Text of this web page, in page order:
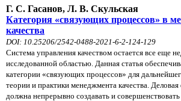
Г. С. Гасанов, Л. В. Скульская
Категория «связующих процессов» в
качества
DOI: 10.25206/2542-0488-2021-6-2-124-129
Система управления качеством остается все еще
исследованной областью. Данная статья
категории «связующих процессов» для
теории и практики менеджмента качества. Деловая
должна непрерывно создавать и